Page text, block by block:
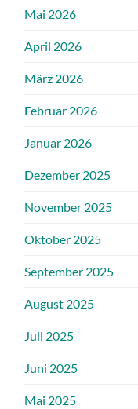
Mai 2026
April 2026
März 2026
Februar 2026
Januar 2026
Dezember 2025
November 2025
Oktober 2025
September 2025
August 2025
Juli 2025
Juni 2025
Mai 2025